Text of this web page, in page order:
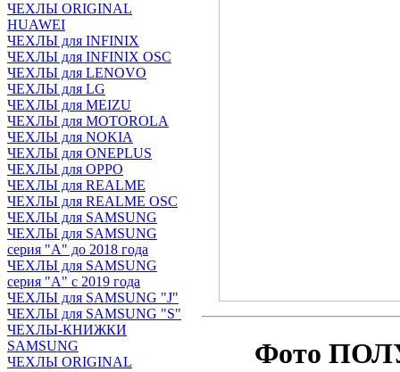
ЧЕХЛЫ ORIGINAL
HUAWEI
ЧЕХЛЫ для INFINIX
ЧЕХЛЫ для INFINIX OSC
ЧЕХЛЫ для LENOVO
ЧЕХЛЫ для LG
ЧЕХЛЫ для MEIZU
ЧЕХЛЫ для MOTOROLA
ЧЕХЛЫ для NOKIA
ЧЕХЛЫ для ONEPLUS
ЧЕХЛЫ для OPPO
ЧЕХЛЫ для REALME
ЧЕХЛЫ для REALME OSC
ЧЕХЛЫ для SAMSUNG
ЧЕХЛЫ для SAMSUNG
серия "A" до 2018 года
ЧЕХЛЫ для SAMSUNG
серия "A" с 2019 года
ЧЕХЛЫ для SAMSUNG "J"
ЧЕХЛЫ для SAMSUNG "S"
ЧЕХЛЫ-КНИЖКИ
SAMSUNG
ЧЕХЛЫ ORIGINAL
Фото